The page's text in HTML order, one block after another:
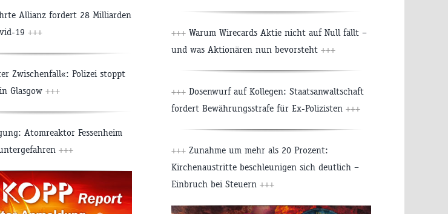
Allianz fordert 28 Milliarden
19 +++
Zwischenfall«: Polizei stoppt
Glasgow +++
Atomreaktor Fessenheim
+++
+++ Warum Wirecards Aktie nicht auf Null fällt –
und was Aktionären nun bevorsteht +++
+++ Dosenwurf auf Kollegen: Staatsanwaltschaft
fordert Bewährungsstrafe für Ex-Polizisten +++
+++ Zunahme um mehr als 20 Prozent:
Kirchenaustritte beschleunigen sich deutlich –
Einbruch bei Steuern +++